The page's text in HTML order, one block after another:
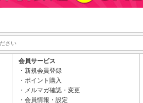
会員サービス
新規会員登録
ポイント購入
メルマガ確認・変更
会員情報・設定